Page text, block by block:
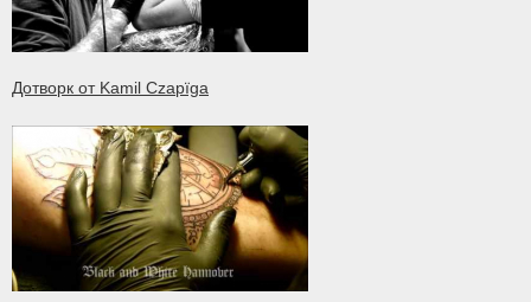
Дотворк от Kamil Czapïga